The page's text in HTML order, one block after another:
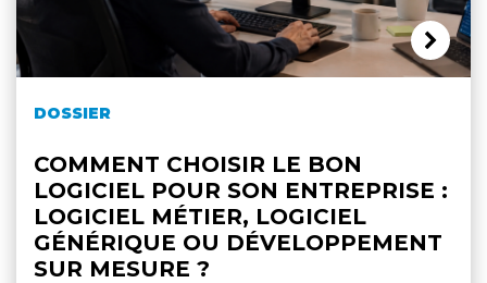
DOSSIER
COMMENT CHOISIR LE BON
LOGICIEL POUR SON ENTREPRISE :
LOGICIEL MÉTIER, LOGICIEL
GÉNÉRIQUE OU DÉVELOPPEMENT
SUR MESURE ?